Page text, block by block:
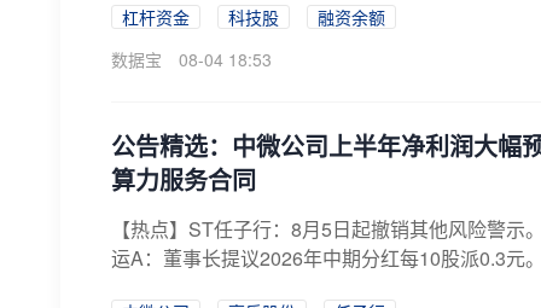
杠杆资金 科技股
融资余额
数据宝
08-04 18:53
公告精选：中微公司上半年净利润大幅
算力服务合同
【热点】ST任子行：8月5日起撤销其他风险警
运A：董事长提议2026年中期分红每10股派0.3元